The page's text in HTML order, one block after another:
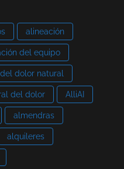
alineación
del equipo
dolor natural
del dolor AlliAI
almendras
alquileres